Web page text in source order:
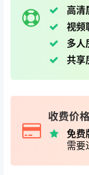
高清
视频
多人
共享
收费价格
免费
需要